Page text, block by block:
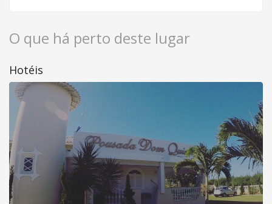
O que há perto deste lugar
Hotéis